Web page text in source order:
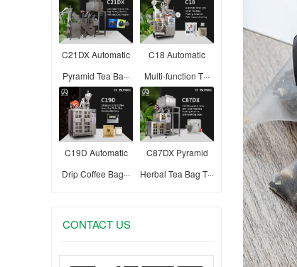
C21DX Automatic
Pyramid Tea Ba···
C18 Automatic
Multi-function T···
C19D Automatic
Drip Coffee Bag···
C87DX Pyramid
Herbal Tea Bag T···
CONTACT US